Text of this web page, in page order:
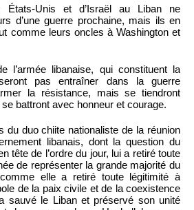
États-Unis et d’Israël au Liban ne
d’une guerre prochaine, mais ils en
comme leurs oncles à Washington et
l’armée libanaise, qui constituent la
pas entraîner dans la guerre
la résistance, mais se tiendront
battront avec honneur et courage.
du duo chiite nationaliste de la réunion
libanais, dont la question du
tête de l’ordre du jour, lui a retiré toute
de représenter la grande majorité du
elle a retiré toute légitimité à
de la paix civile et de la coexistence
sauvé le Liban et préservé son unité